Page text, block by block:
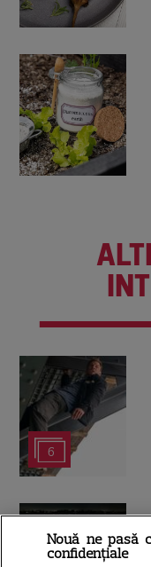
6
Nouă ne pasă
confidențiale